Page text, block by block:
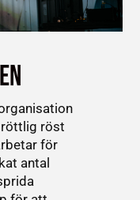
röst
för
antal